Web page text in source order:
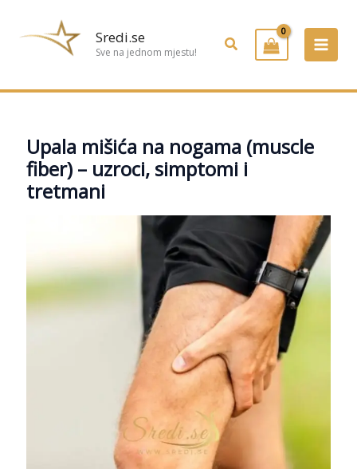
Sredi.se
Sve na jednom mjestu! Pretraživanje
Upala mišića na nogama (muscle
fiber) – uzroci, simptomi i
tretmani